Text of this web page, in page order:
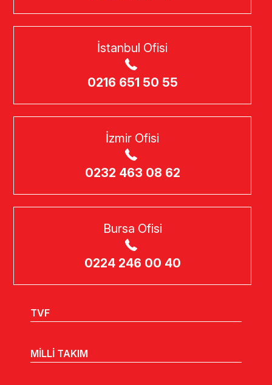
İstanbul Ofisi
0216 651 50 55
İzmir Ofisi
0232 463 08 62
Bursa Ofisi
0224 246 00 40
TVF
MİLLİ TAKIM